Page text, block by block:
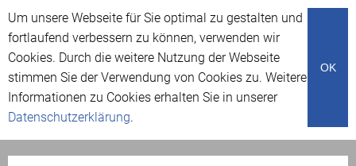
Archiv
Um unsere Webseite für Sie optimal zu gestalten und
fortlaufend verbessern zu können, verwenden wir
Cookies. Durch die weitere Nutzung der Webseite
stimmen Sie der Verwendung von Cookies zu. Weitere
Informationen zu Cookies erhalten Sie in unserer
Datenschutzerklärung.
OK